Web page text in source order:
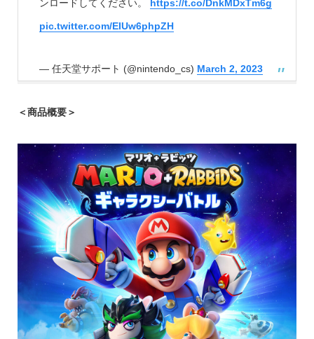
ンロードしてください。 https://t.co/DnkMDxTm6g
pic.twitter.com/EIUw6phpZH
— 任天堂サポート (@nintendo_cs) March 2, 2023
＜商品概要＞